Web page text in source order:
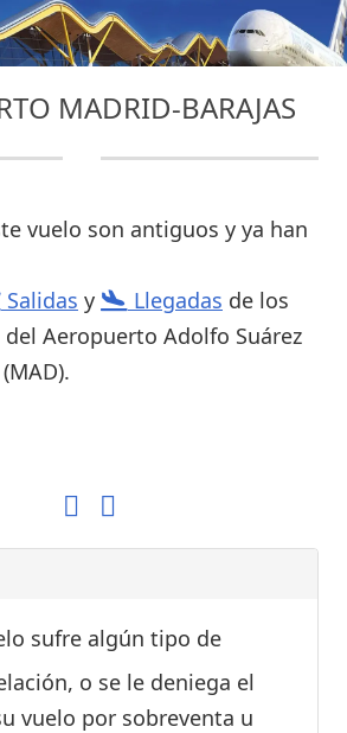
MADRID-BARAJAS
vuelo son antiguos y ya han
Salidas y Llegadas de los
Aeropuerto Adolfo Suárez
sufre algún tipo de
o se le deniega el
vuelo por sobreventa u